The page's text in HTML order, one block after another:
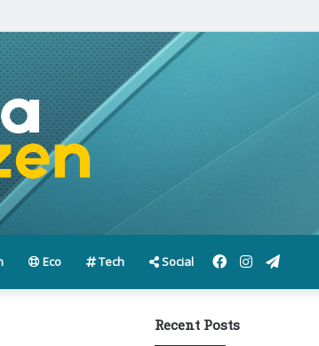
Eco Tech Social Instagram
Facebook
Recent Posts